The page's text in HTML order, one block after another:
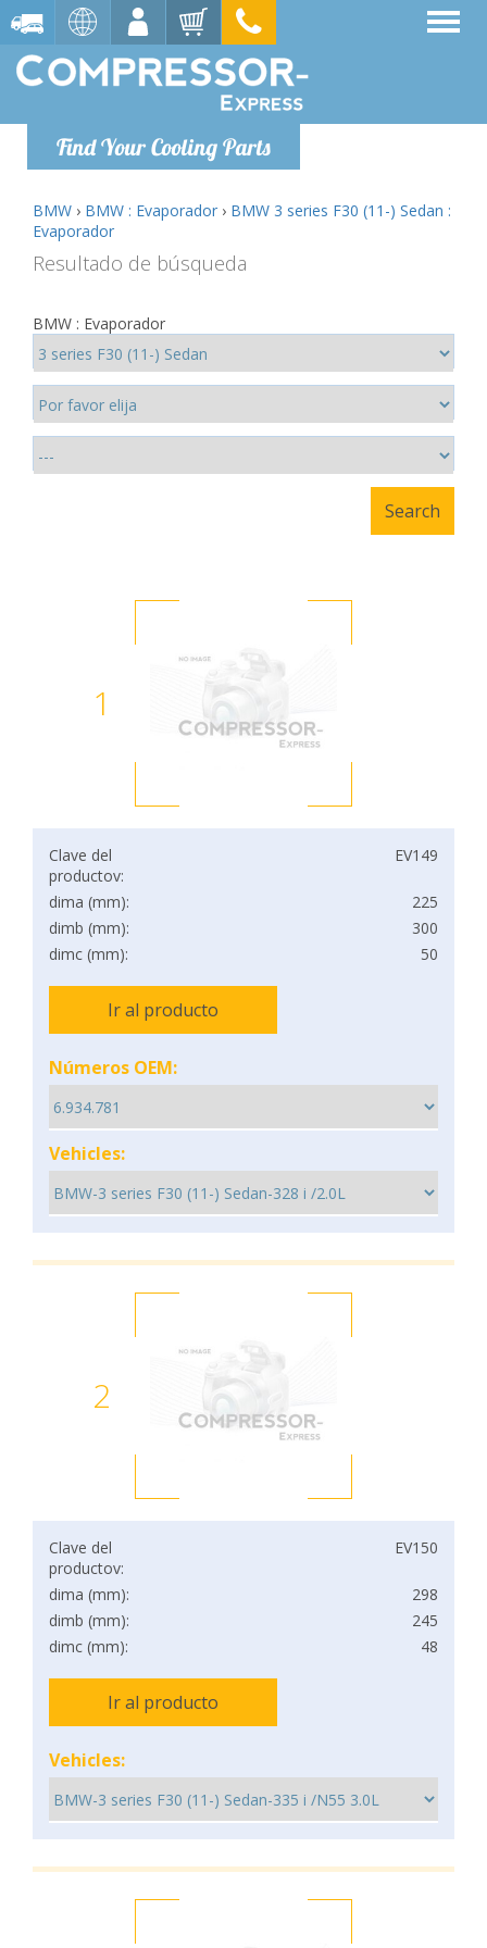
Find Your Cooling Parts
BMW › BMW : Evaporador › BMW 3 series F30 (11-) Sedan :
Evaporador
Resultado de búsqueda
BMW : Evaporador
1
Clave del
productov:
EV149
dima (mm):
225
dimb (mm):
300
dimc (mm):
50
Ir al producto
Números OEM:
Vehicles:
2
Clave del
productov:
EV150
dima (mm):
298
dimb (mm):
245
dimc (mm):
48
Ir al producto
Vehicles: